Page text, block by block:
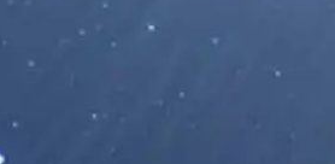
intensa llamarada solar que
diciembre de 2025 a las...